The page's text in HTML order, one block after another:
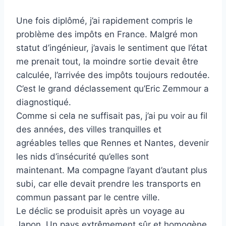
Une fois diplômé, j’ai rapidement compris le
problème des impôts en France. Malgré mon
statut d’ingénieur, j’avais le sentiment que l’état
me prenait tout, la moindre sortie devait être
calculée, l’arrivée des impôts toujours redoutée.
C’est le grand déclassement qu’Eric Zemmour a
diagnostiqué.
Comme si cela ne suffisait pas, j’ai pu voir au fil
des années, des villes tranquilles et
agréables telles que Rennes et Nantes, devenir
les nids d’insécurité qu’elles sont
maintenant. Ma compagne l’ayant d’autant plus
subi, car elle devait prendre les transports en
commun passant par le centre ville.
Le déclic se produisit après un voyage au